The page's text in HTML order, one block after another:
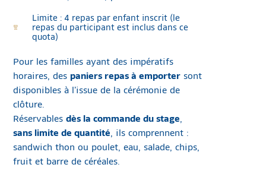
Limite : 4 repas par enfant inscrit (le
repas du participant est inclus dans ce
quota)
Pour les familles ayant des impératifs
horaires, des paniers repas à emporter sont
disponibles à l’issue de la cérémonie de
clôture.
Réservablesdès la commande du stage
sans limite de quantité , ils comprennent :
sandwich thon ou poulet, eau, salade, chips,
fruit et barre de céréales.